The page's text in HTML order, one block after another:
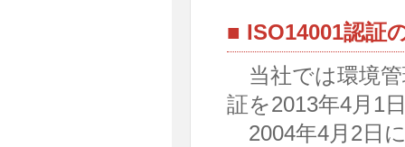
■ ISO14001認証
当社では環境管
証を2013年4月1
2004年4月2日